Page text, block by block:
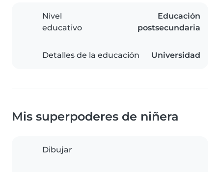
Nivel
educativo
Educación
postsecundaria
Detalles de la educación Universidad
Mis superpoderes de niñera
Dibujar